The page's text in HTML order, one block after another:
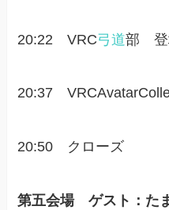
20:22 VRC弓道部 登
20:37
20:50 クローズ
第五会場 ゲスト：た